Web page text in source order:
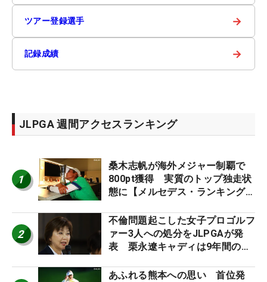
ツアー登録選手 →
記録成績 →
JLPGA 週間アクセスランキング
1
桑木志帆が海外メジャー制覇で
800pt獲得 実質のトップ独走状
態に【メルセデス・ランキング番
2
不倫問題起こした女子プロゴルフ
ァー3人への処分をJLPGAが発
表 栗永遼キャディは9年間の立
あふれる熊本への思い 首位発